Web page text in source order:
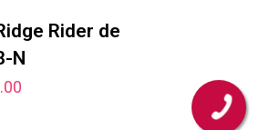
Rider de
N